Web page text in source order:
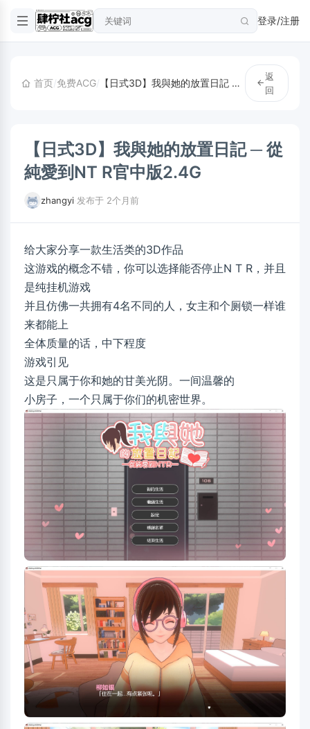
登录/注册
首页/免费ACG/ 【日式3D】我與她的放置日記 ─ 從純愛到NT R官中版2.4G
返
回
【日式3D】我與她的放置日記 ─ 從
純愛到NT R官中版2.4G
zhangyi 发布于 2个月前
给大家分享一款生活类的3D作品
这游戏的概念不错，你可以选择能否停止N T R，并且
是纯挂机游戏
并且仿佛一共拥有4名不同的人，女主和个厕锁一样谁
来都能上
全体质量的话，中下程度
游戏引见
这是只属于你和她的甘美光阴。一间温馨的
小房子，一个只属于你们的机密世界。